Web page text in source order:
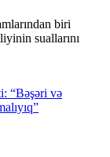
biri
suallarını